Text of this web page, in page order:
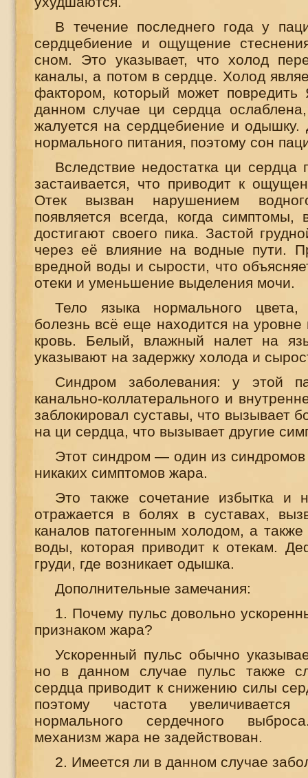
В течение последнего года у
сердцебиение и ощущение
сном. Это указывает, что холод
каналы, а потом в сердце. Холод
фактором, который может
данном случае ци сердца
жалуется на сердцебиение и одышку.
нормального питания, поэтому сон
Вследствие недостатка ци сердца
застаивается, что приводит к
Отек вызван нарушением
появляется всегда, когда
достигают своего пика. Застой
через её влияние на водные пути.
вредной воды и сырости, что
отеки и уменьшение выделения мочи.
Тело языка нормального
болезнь всё еще находится на
кровь. Белый, влажный налет на
указывают на задержку холода и
Синдром заболевания: у этой
канально-коллатерального и
заблокировал суставы, что вызывает
на ци сердца, что вызывает другие
Этот синдром — один из синдромов
никаких симптомов жара.
Это также сочетание избытка и
отражается в болях в суставах,
каналов патогенным холодом, а
воды, которая приводит к отекам.
груди, где возникает одышка.
Дополнительные замечания:
1. Почему пульс довольно
признаком жара?
Ускоренный пульс обычно
но в данном случае пульс также
сердца приводит к снижению силы
поэтому частота
нормального сердечного
механизм жара не задействован.
2. Имеется ли в данном случае